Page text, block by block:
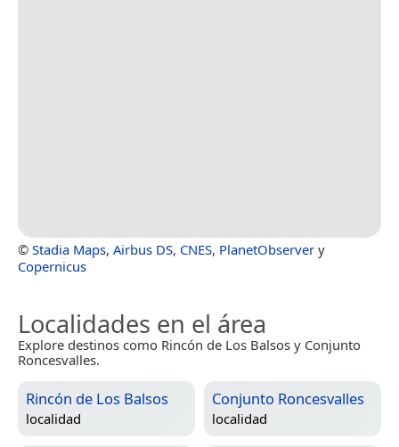
© Stadia Maps, Airbus DS, CNES, PlanetObserver y
Copernicus
Localidades en el área
Explore destinos como Rincón de Los Balsos y Conjunto
Roncesvalles.
Rincón de Los Balsos
localidad
Conjunto Roncesvalles
localidad